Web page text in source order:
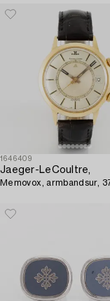
1646409
Jaeger-LeCoultre,
Memovox, armbandsur,